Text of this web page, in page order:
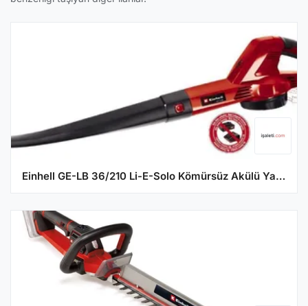
Einhell GE-LB 36/210 Li-E-Solo Kömürsüz Akülü Yaprak Üfleme